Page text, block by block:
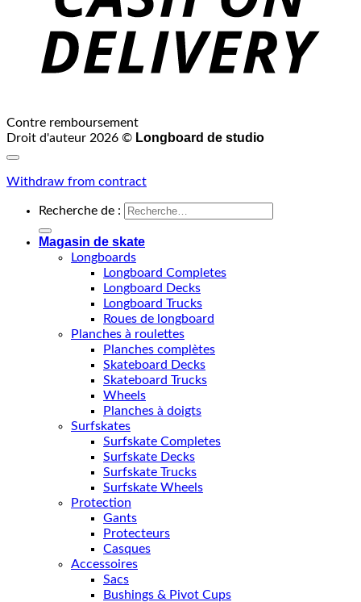
Contre remboursement
Droit d'auteur 2026 © Longboard de studio
Withdraw from contract
Recherche de :
Magasin de skate
Longboards
Longboard Completes
Longboard Decks
Longboard Trucks
Roues de longboard
Planches à roulettes
Planches complètes
Skateboard Decks
Skateboard Trucks
Wheels
Planches à doigts
Surfskates
Surfskate Completes
Surfskate Decks
Surfskate Trucks
Surfskate Wheels
Protection
Gants
Protecteurs
Casques
Accessoires
Sacs
Bushings & Pivot Cups